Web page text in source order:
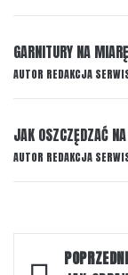
GARNITURY NA
AUTOR REDAKCJA
JAK OSZCZĘDZAĆ
AUTOR REDAKCJA
Nawigacja
POPRZEDNI